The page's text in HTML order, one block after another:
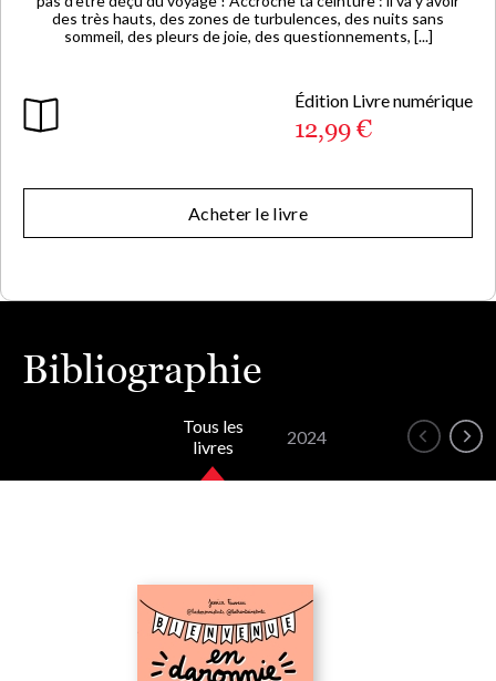
des très hauts, des zones de turbulences, des nuits sans
sommeil, des pleurs de joie, des questionnements, [...]
Édition Livre numérique
12,99 €
Acheter le livre
Bibliographie
Tous les
livres
2024